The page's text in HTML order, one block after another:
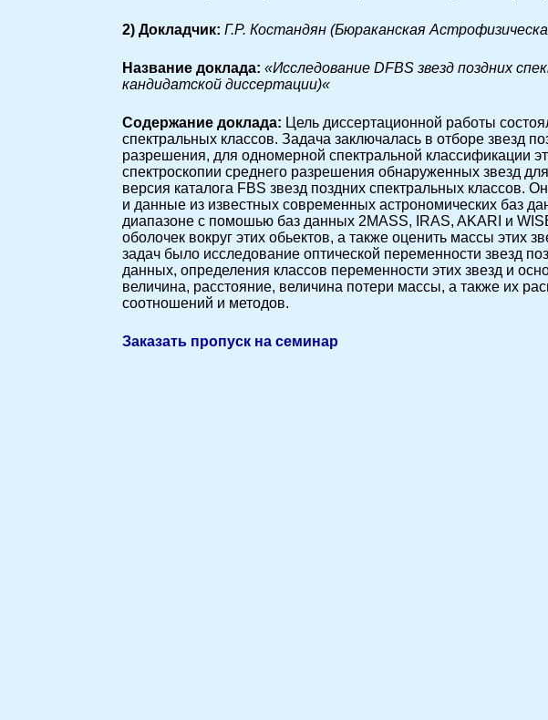
2) Докладчик: Г.Р. Костандян (Бюраканская
Название доклада: «Исследование DFBS звезд поздних
кандидатской диссертации)«
Cодержание доклада: Цель диссертационной работы
спектральных классов. Задача заключалась в отборе звезд
разрешения, для одномерной спектральной классификации
спектроскопии среднего разрешения обнаруженных звезд
версия каталога FBS звезд поздних спектральных классов.
и данные из известных современных астрономических баз
диапазоне с помошью баз данных 2MASS, IRAS, AKARI и
оболочек вокруг этих обьектов, а также оценить массы
задач было исследование оптической переменности звезд
данных, определения классов переменности этих звезд и
величина, расстояние, величина потери массы, а также их
соотношений и методов.
Заказать пропуск на семинар